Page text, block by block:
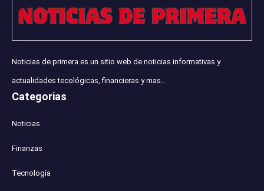
Noticias de primera es un sitio web de noticias informativas y
actualidades tecológicas, financieras y mas..
Categorias
Noticias
Finanzas
Tecnología